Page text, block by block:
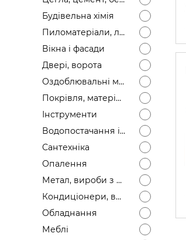
Будівельна хімія
Пиломатеріали, лісоматеріали
Вікна і фасади
Двері, ворота
Оздоблювальні матеріали
Покрівля, матеріали
Інструменти
Водопостачання і каналізація
Сантехніка
Опалення
Метал, вироби з металу
Кондиціонери, вентиляція
Обладнання
Меблі